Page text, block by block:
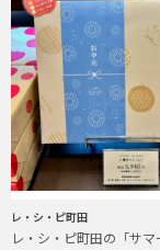
レ・シ・ピ町田
レ・シ・ピ町田の「サマ